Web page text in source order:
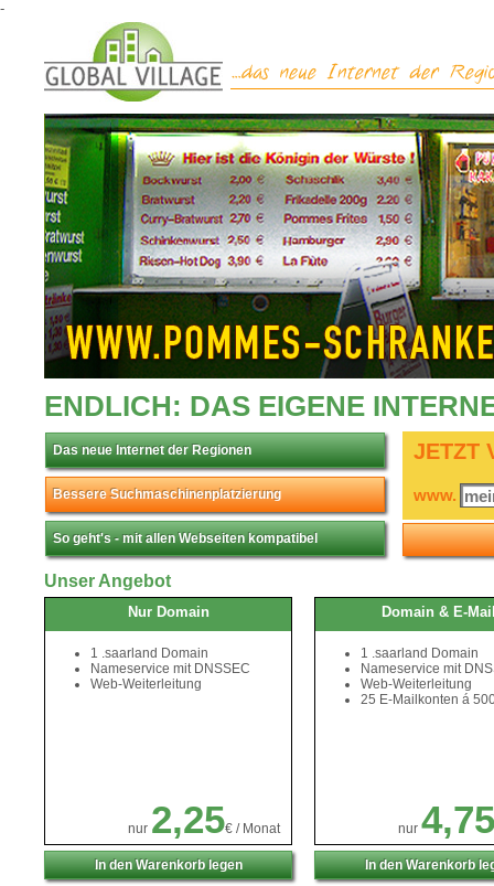
-
ENDLICH: DAS EIGENE
Das neue Internet der Regionen
Bessere Suchmaschinenplatzierung
So geht's - mit allen Webseiten kompatibel
JETZT
www.
Unser Angebot
Nur Domain
1 .saarland Domain
Nameservice mit DNSSEC
Web-Weiterleitung
nur 2,25€ / Monat
In den Warenkorb legen
Domain & E-
1 .saarland Domain
Nameservice mit
Web-Weiterleitung
25 E-Mailkonten á
nur 4,75
In den Warenkorb